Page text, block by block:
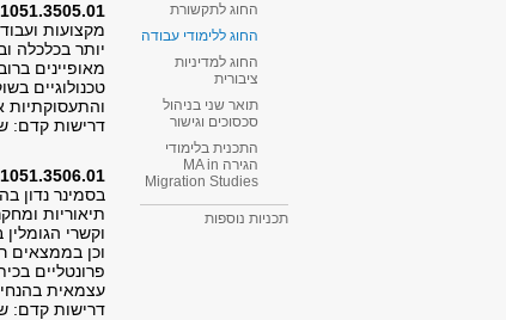
החוג לתקשורת
החוג ללימודי עבודה
החוג למדיניות
ציבורית
תואר שני בניהול
סכסוכים וגישור
התכנית בלימודי
הגירה MA in
Migration Studies​
תכניות נוספות
1051.3505.01 אי שוויון במקצועות טכנולוגיים
מקצועות
יותר בכלכלה
מאופיינים
טכנולוגיים
והתעסוקתיות
דרישות קדם:
1051.3506.01 מגדר ואי שוויון בשוק העבודה
בסמינר נדון
תיאוריות
וקשרי
וכן בממצאים
פרונטליים
עצמאית
דרישות קדם: